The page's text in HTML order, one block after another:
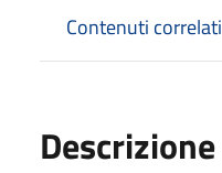
Contenuti correlati
Descrizione